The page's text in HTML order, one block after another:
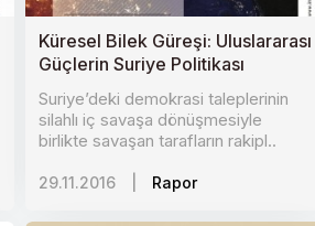
Küresel Bilek Güreşi: Uluslararası
Güçlerin Suriye Politikası
Suriye’deki demokrasi taleplerinin
silahlı iç savaşa dönüşmesiyle
birlikte savaşan tarafların rakipl..
29.11.2016 Rapor